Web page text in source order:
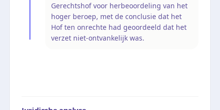
Gerechtshof voor herbeoordeling van het
hoger beroep, met de conclusie dat het
Hof ten onrechte had geoordeeld dat het
verzet niet-ontvankelijk was.